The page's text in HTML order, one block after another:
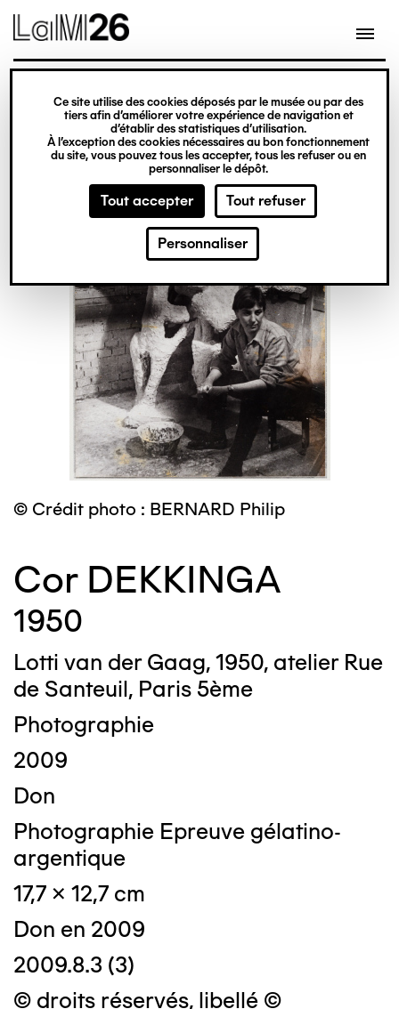
Gestion des cookies
Ce site utilise des cookies déposés par le musée ou par des
tiers afin d’améliorer votre expérience de navigation et
d’établir des statistiques d’utilisation.
À l’exception des cookies nécessaires au bon fonctionnement
du site, vous pouvez tous les accepter, tous les refuser ou en
personnaliser le dépôt.
Tout accepter Tout refuser
Personnaliser
contenu
© Crédit photo : BERNARD Philip
Cor DEKKINGA
1950
Lotti van der Gaag, 1950, atelier Rue
de Santeuil, Paris 5ème
Photographie
2009
Don
Photographie Epreuve gélatino-
argentique
17,7 x 12,7 cm
Don en 2009
2009.8.3 (3)
© droits réservés, libellé ©